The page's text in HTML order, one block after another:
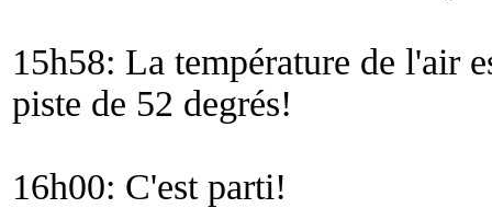
15h58: La température de l'air
piste de 52 degrés!
16h00: C'est parti!